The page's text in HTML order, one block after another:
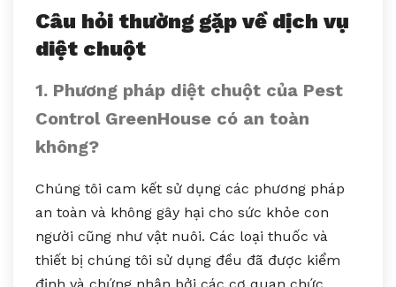
Câu hỏi thường gặp về dịch vụ
diệt chuột
1. Phương pháp diệt chuột của Pest
Control GreenHouse có an toàn
không?
Chúng tôi cam kết sử dụng các phương pháp
an toàn và không gây hại cho sức khỏe con
người cũng như vật nuôi. Các loại thuốc và
thiết bị chúng tôi sử dụng đều đã được kiểm